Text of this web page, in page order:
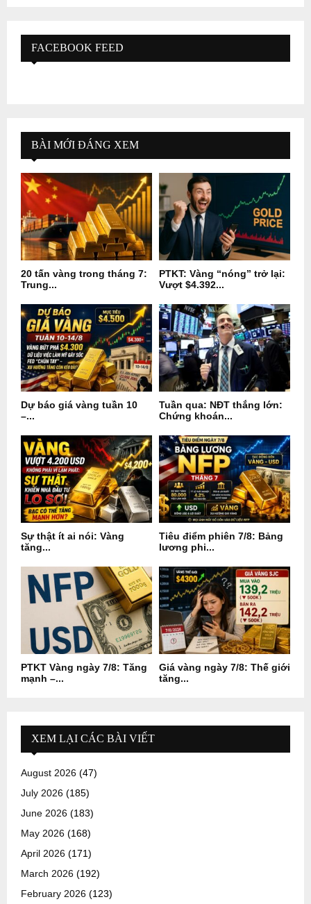
FACEBOOK FEED
BÀI MỚI ĐÁNG XEM
20 tấn vàng trong tháng 7:
Trung...
PTKT: Vàng “nóng” trở lại:
Vượt $4.392...
Dự báo giá vàng tuần 10
–...
Tuần qua: NĐT thắng lớn:
Chứng khoán...
Sự thật ít ai nói: Vàng
tăng...
Tiêu điểm phiên 7/8: Bảng
lương phi...
PTKT Vàng ngày 7/8: Tăng
mạnh –...
Giá vàng ngày 7/8: Thế giới
tăng...
XEM LẠI CÁC BÀI VIẾT
August 2026 (47)
July 2026 (185)
June 2026 (183)
May 2026 (168)
April 2026 (171)
March 2026 (192)
February 2026 (123)